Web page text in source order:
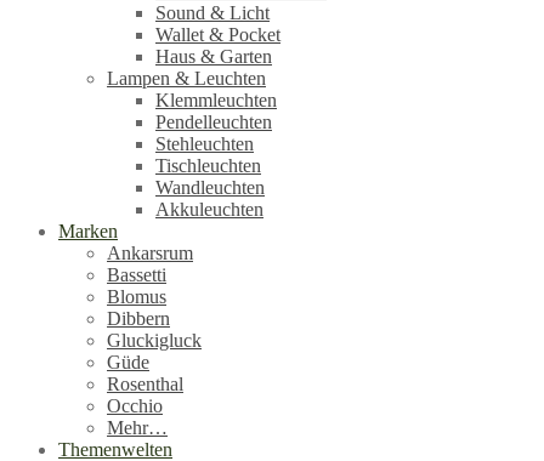
Sound & Licht
Wallet & Pocket
Haus & Garten
Lampen & Leuchten
Klemmleuchten
Pendelleuchten
Stehleuchten
Tischleuchten
Wandleuchten
Akkuleuchten
Marken
Ankarsrum
Bassetti
Blomus
Dibbern
Gluckigluck
Güde
Rosenthal
Occhio
Mehr…
Themenwelten